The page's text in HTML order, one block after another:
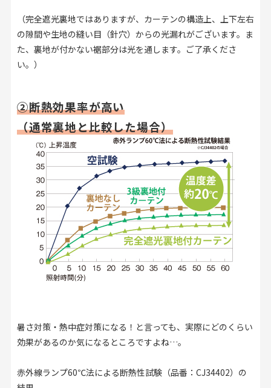
（完全遮光裏地ではありますが、カーテンの構造上、上下左右
の隙間や生地の縫い目（針穴）からの光漏れがございます。ま
た、裏地が付かない裾部分は光を通します。ご了承くださ
い。）
②断熱効果率が高い
（通常裏地と比較した場合）
暑さ対策・熱中症対策になる！と言っても、実際にどのくらい
効果があるのか気になるところですよね…。
赤外線ランプ60℃法による断熱性試験（品番：CJ34402）の